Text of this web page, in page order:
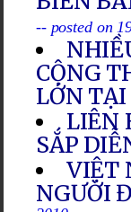
-- posted on
CỘNG
LỚN
LIÊN
SẮP
VIỆT
NGƯỜI